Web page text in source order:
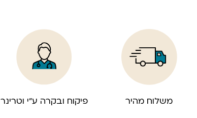
משלוח מהיר פיקוח ובקרה ע”י וטרינר